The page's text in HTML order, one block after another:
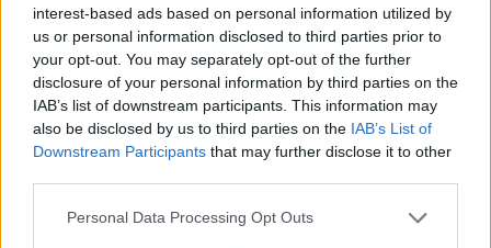
interest-based ads based on personal information utilized by
us or personal information disclosed to third parties prior to
your opt-out. You may separately opt-out of the further
disclosure of your personal information by third parties on the
IAB’s list of downstream participants. This information may
also be disclosed by us to third parties on the IAB’s List of
Downstream Participants that may further disclose it to other
Personal Data Processing Opt Outs
30/10/2009
Ranieri boccia la Roma
28/10/2009